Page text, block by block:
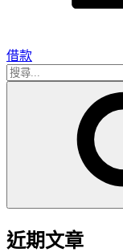
借款
搜
近期文章